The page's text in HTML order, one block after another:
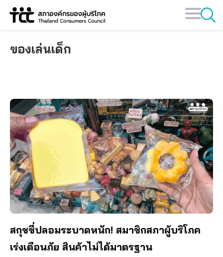
Skip
ของเล่นเด็ก
สกุชชี่ปลอมระบาดหนัก! สมาชิกสภาผู้บริโภค
เร่งเตือนภัย สินค้าไม่ได้มาตรฐาน